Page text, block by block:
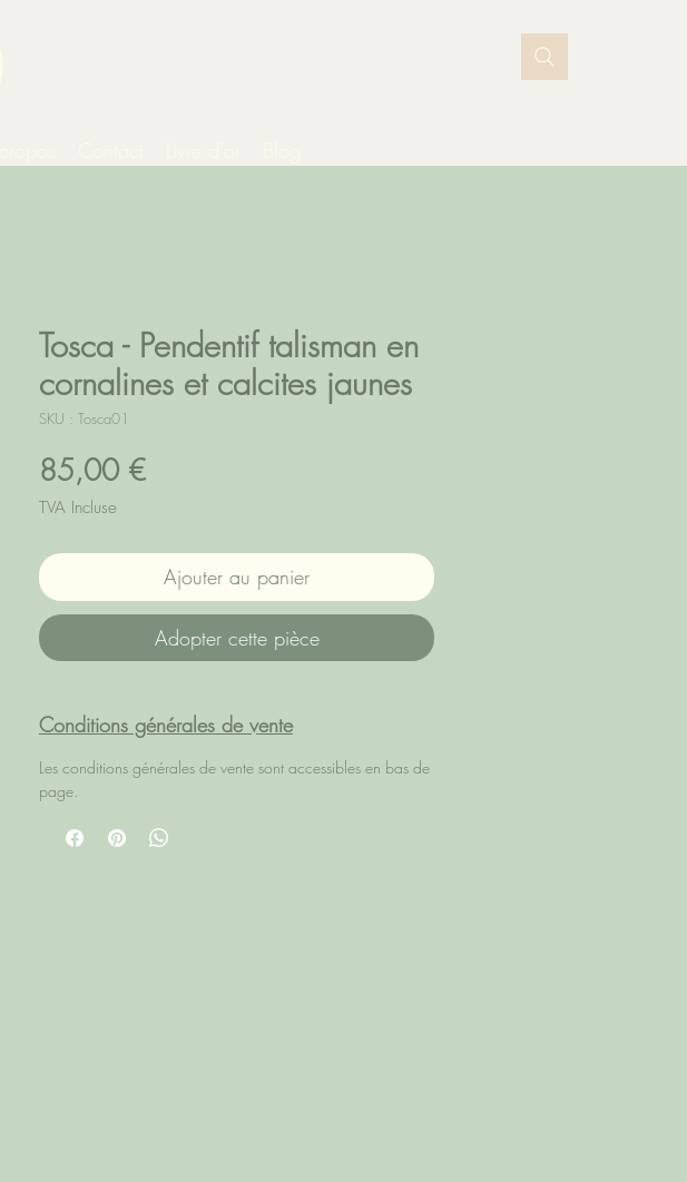
Tosca - Pendentif talisman en
cornalines et calcites jaunes
SKU : Tosca01
85,00 €Prix
TVA Incluse
Ajouter au panier
Adopter cette pièce
Conditions générales de vente
Les conditions générales de vente sont accessibles en bas de
page.